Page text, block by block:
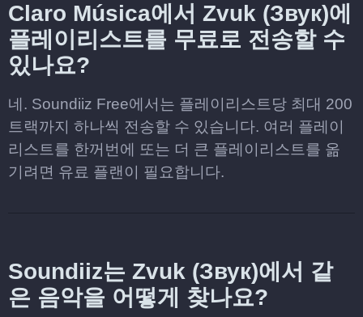
Claro Música에서 Zvuk (Звук)에
플레이리스트를 무료로 전송할 수
있나요?
네. Soundiiz Free에서는 플레이리스트당 최대 200
트랙까지 하나씩 전송할 수 있습니다. 여러 플레이
리스트를 한꺼번에 또는 더 큰 플레이리스트를 옮
기려면 유료 플랜이 필요합니다.
Soundiiz는 Zvuk (Звук)에서 같
은 음악을 어떻게 찾나요?